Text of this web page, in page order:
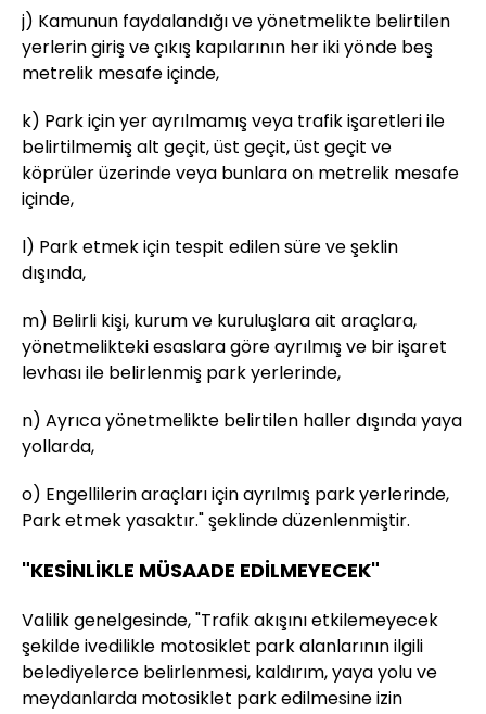
j) Kamunun faydalandığı ve yönetmelikte belirtilen
yerlerin giriş ve çıkış kapılarının her iki yönde beş
metrelik mesafe içinde,
k) Park için yer ayrılmamış veya trafik işaretleri ile
belirtilmemiş alt geçit, üst geçit, üst geçit ve
köprüler üzerinde veya bunlara on metrelik mesafe
içinde,
l) Park etmek için tespit edilen süre ve şeklin
dışında,
m) Belirli kişi, kurum ve kuruluşlara ait araçlara,
yönetmelikteki esaslara göre ayrılmış ve bir işaret
levhası ile belirlenmiş park yerlerinde,
n) Ayrıca yönetmelikte belirtilen haller dışında yaya
yollarda,
o) Engellilerin araçları için ayrılmış park yerlerinde,
Park etmek yasaktır." şeklinde düzenlenmiştir.
"KESİNLİKLE MÜSAADE EDİLMEYECEK"
Valilik genelgesinde, "­Trafik akışını etkilemeyecek
şekilde ivedilikle motosiklet park alanlarının ilgili
belediyelerce belirlenmesi, kaldırım, yaya yolu ve
meydanlarda motosiklet park edilmesine izin